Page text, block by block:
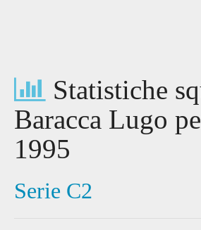
Statistiche
Baracca Lugo
1995
Serie C2